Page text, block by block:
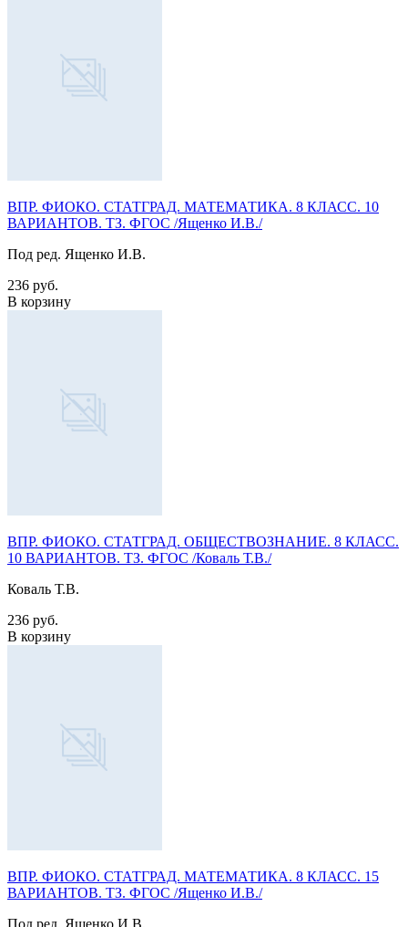
ВПР. ФИОКО. СТАТГРАД. МАТЕМАТИКА. 8 КЛАСС. 10
ВАРИАНТОВ. ТЗ. ФГОС /Ященко И.В./
Под ред. Ященко И.В.
236 руб.
В корзину
ВПР. ФИОКО. СТАТГРАД. ОБЩЕСТВОЗНАНИЕ. 8 КЛАСС.
10 ВАРИАНТОВ. ТЗ. ФГОС /Коваль Т.В./
Коваль Т.В.
236 руб.
В корзину
ВПР. ФИОКО. СТАТГРАД. МАТЕМАТИКА. 8 КЛАСС. 15
ВАРИАНТОВ. ТЗ. ФГОС /Ященко И.В./
Под ред. Ященко И.В.